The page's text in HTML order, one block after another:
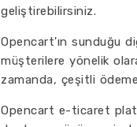
geliştirebilirsiniz.
Opencart'ın sunduğu
müşterilere yönelik
zamanda, çeşitli
Opencart e-ticaret